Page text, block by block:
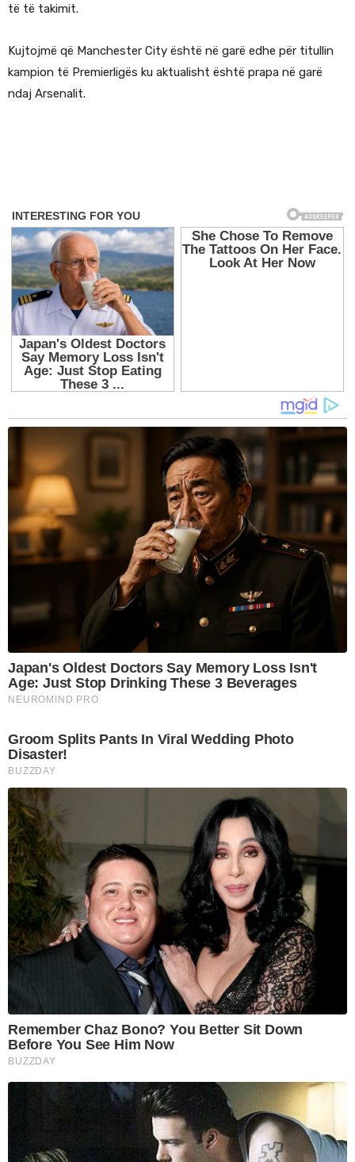
të të takimit.
Kujtojmë që Manchester City është në garë edhe për titullin
kampion të Premierligës ku aktualisht është prapa në garë
ndaj Arsenalit.